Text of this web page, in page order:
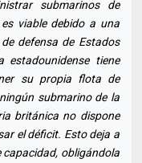
submarinos de
viable debido a una
defensa de Estados
estadounidense tiene
su propia flota de
submarino de la
británica no dispone
el déficit. Esto deja a
obligándola